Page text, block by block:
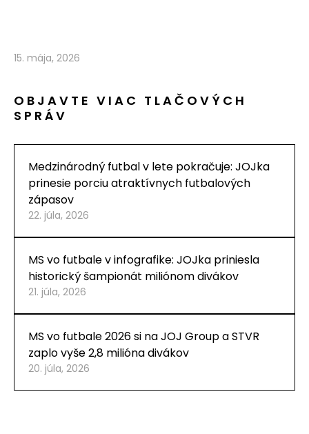
15. mája, 2026
OBJAVTE VIAC TLAČOVÝCH
SPRÁV
Medzinárodný futbal v lete pokračuje: JOJka
prinesie porciu atraktívnych futbalových
zápasov
22. júla, 2026
MS vo futbale v infografike: JOJka priniesla
historický šampionát miliónom divákov
21. júla, 2026
MS vo futbale 2026 si na JOJ Group a STVR
zaplo vyše 2,8 milióna divákov
20. júla, 2026